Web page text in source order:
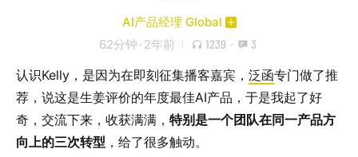
AI产品经理 Global
62分钟 · 2年前 1239 · 3
认识Kelly，是因为在即刻征集播客嘉宾， 泛函专门做了推
荐，说这是生姜评价的年度最佳AI产品，于是我起了好
奇，交流下来，收获满满， 特别是一个团队在同一产品方
向上的三次转型 ，给了很多触动。